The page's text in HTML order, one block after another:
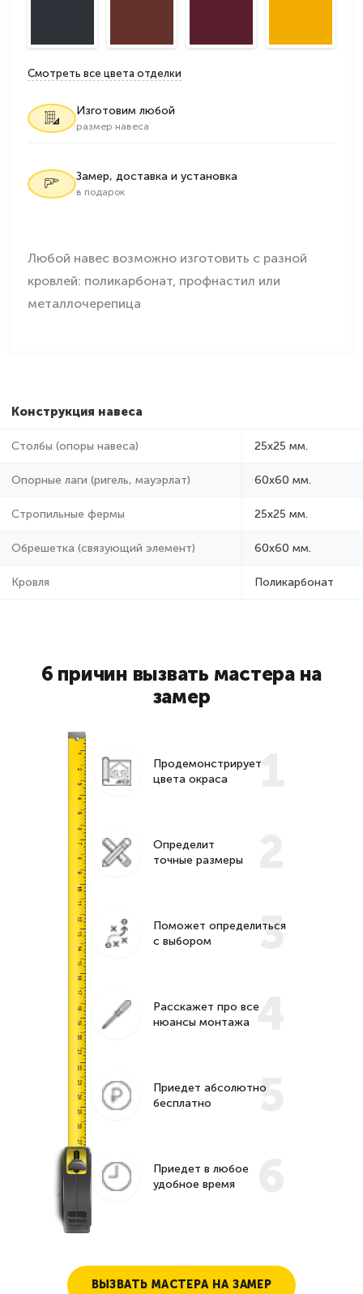
Смотреть все цвета отделки
Изготовим любой
размер навеса
Замер, доставка и установка
в подарок
Любой навес возможно изготовить с разной
кровлей: поликарбонат, профнастил или
металлочерепица
Конструкция навеса
Столбы (опоры навеса) 25х25 мм.
Опорные лаги (ригель, мауэрлат) 60х60 мм.
Стропильные фермы 25х25 мм.
Обрешетка (связующий элемент) 60х60 мм.
Кровля Поликарбонат
6 причин вызвать мастера на
замер
1
Продемонстрирует
цвета окраса
Определит
точные размеры
3
Поможет определиться
с выбором
4
Расскажет про все
нюансы монтажа
5
Приедет абсолютно
бесплатно
Приедет в любое
удобное время
ВЫЗВАТЬ МАСТЕРА НА ЗАМЕР